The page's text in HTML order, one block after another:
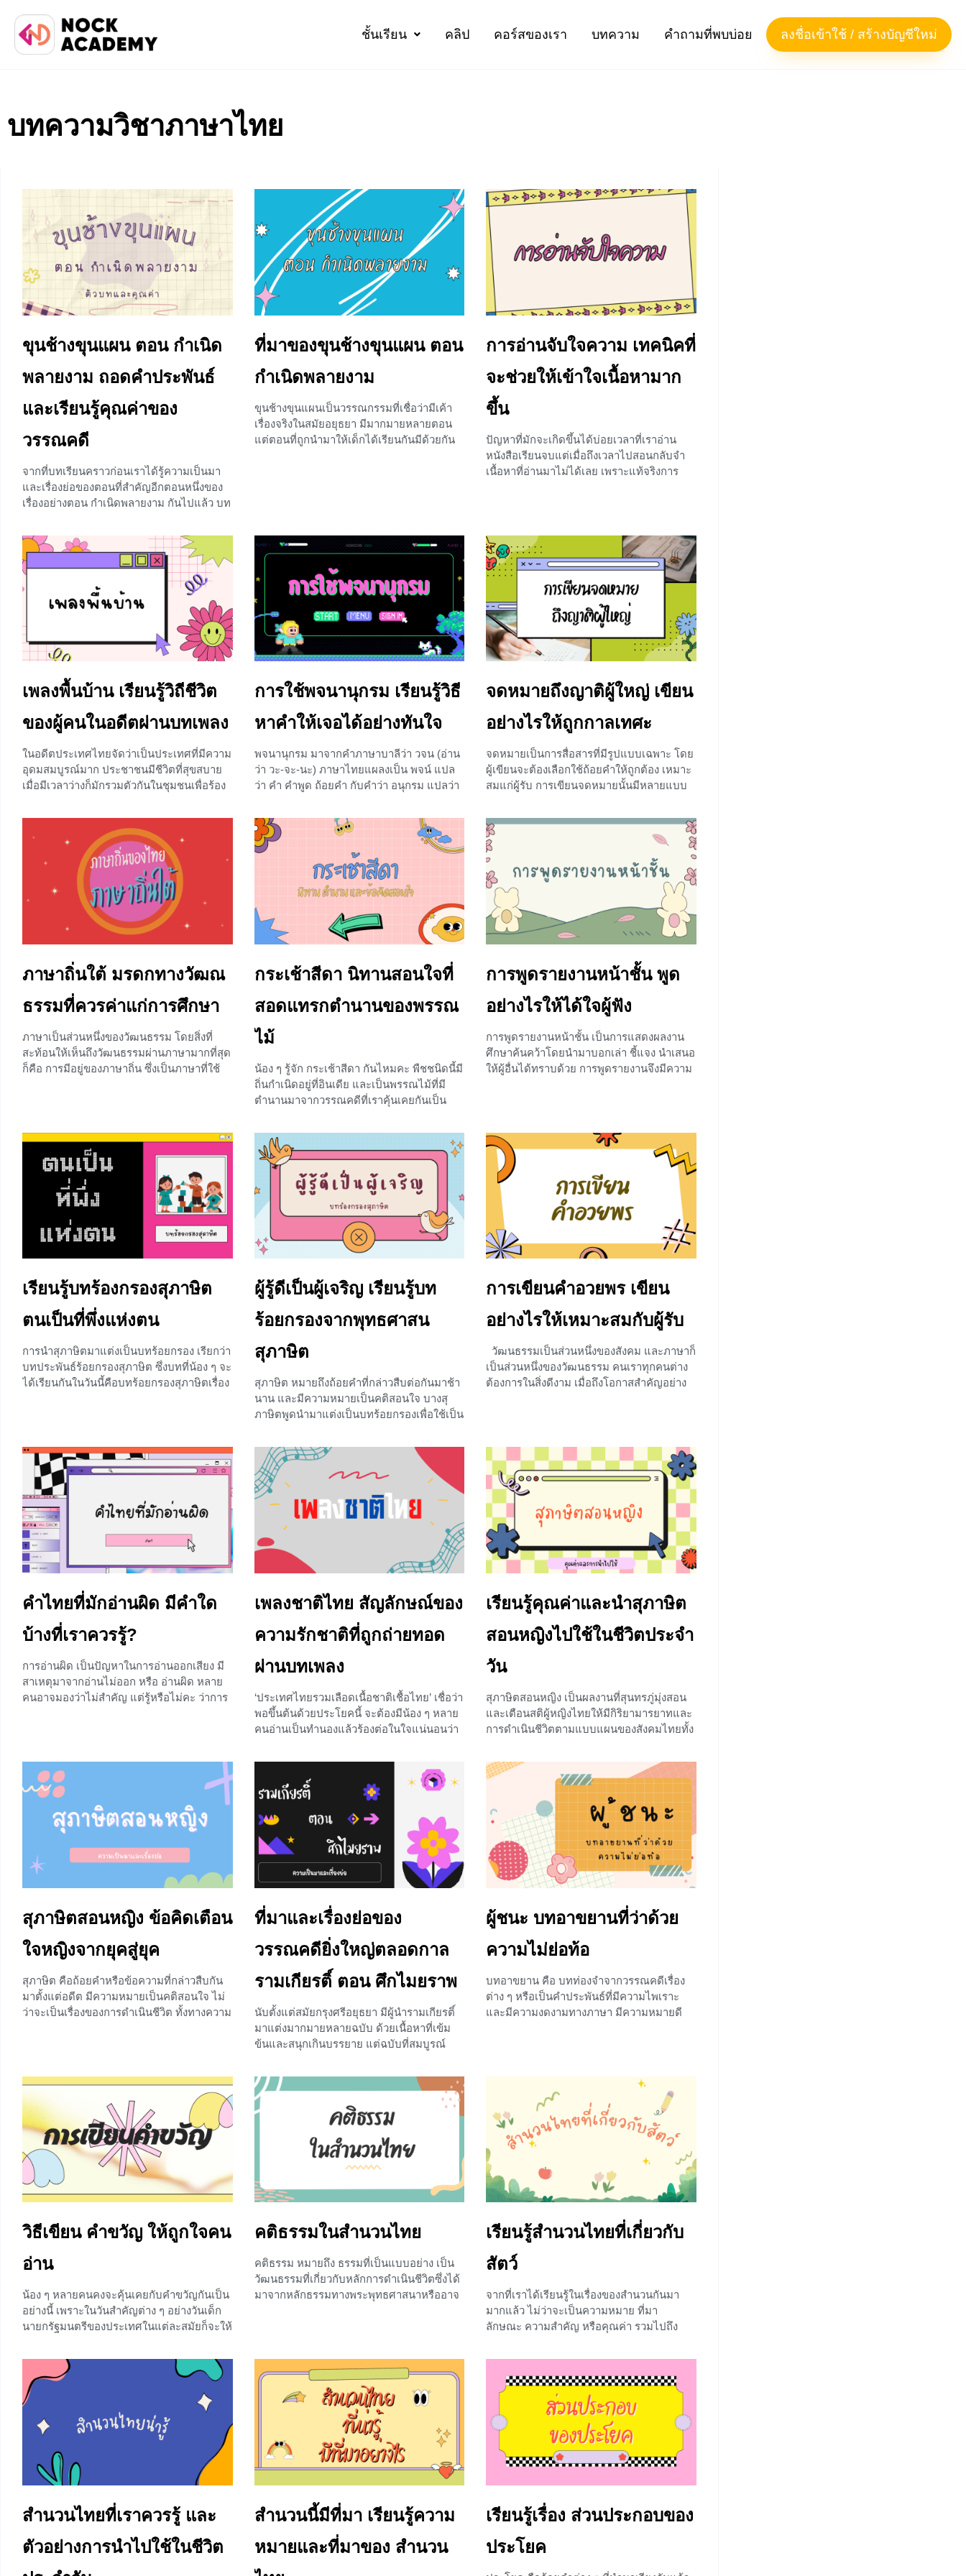
ชั้นเรียน คลิป คอร์สของเรา บทความ คำถามที่พบบ่อย ลงชื่อเข้าใช้ / สร้างบัญชีใหม่
บทความวิชาภาษาไทย
ขุนช้างขุนแผน ตอน กำเนิด
พลายงาม ถอดคำประพันธ์
และเรียนรู้คุณค่าของ
วรรณคดี
จากที่บทเรียนคราวก่อนเราได้รู้ความเป็นมา
และเรื่องย่อของตอนที่สำคัญอีกตอนหนึ่งของ
เรื่องอย่างตอน กำเนิดพลายงาม กันไปแล้ว บท
สนใจเพื่อถอดคำประพันธ์พร้อมทั้งศึกษา
คุณค่าในเรื่อง น้อง ๆ จะได้รู้พร้อมกันว่าเหตุใด
วรรณคดีเรื่อง ขุนช้างขุนแผน ถึงมีชื่อเสียงเป็น
ที่รู้จักแพร่หลายมาตั้งแต่อดีตจนถึงปัจจุบัน ถ้า
พร้อมแล้วเราไปเรียนรู้พร้อมกันเลยค่ะ ตัวบท
ขุนช้างขุนแผน ตอน กำเนิดพลายงาม ถอด
คำประพันธ์ : เป็นคำสอนของนางวันทองที่ได้
สอนพลายงามก่อนที่จะต้องจำใจส่งลูกไปอยู่กับ
ย่าที่กาญจนบุรีว่าเกิดเป็นผู้ชายต้องลายมือสวย
โตขึ้นจะได้รับราชการก่อนจะพาพลายงามมา
ส่งด้วยความรู้สึกที่เหมือนใจสลาย
+5
ที่มาของขุนช้างขุนแผน ตอน
กำเนิดพลายงาม
​ขุนช้างขุนแผนเป็นวรรณกรรมที่เชื่อว่ามีเค้า
เรื่องจริงในสมัยอยุธยา มีมากมายหลายตอน
แต่ตอนที่ถูกนำมาให้เด็กได้เรียนกันมีด้วยกัน
เป็นมา เรื่องย่อ และมีความดีเด่นอย่างไรบ้าง
ถ้าพร้อมแล้วเราไปดูพร้อมกันเลยค่ะ ความ
เป็นมา ขุนช้างขุนแผนเป็นวรรณคดีที่มีมา
อย่างยาวนาน แต่ในสมัยรัชกาลที่ 2 พระบาท
สมเด็จพระพุทธเลิศหล้านภาลัย โปรดเกล้าฯ
ให้ชำระเสภาขุนช้างขุนแผน ได้ทรงประชุมกวี
เอกสมัยนั้น ช่วยกันแต่งคนละตอนสองตอน
สุนทรภู่ก็ได้รับมอบหมายให้ร่วมแต่งด้วย และ
ท่านคงต้องแต่งอย่างสุดฝีมือทำให้ตอน
+2
การอ่านจับใจความ เทคนิคที่
จะช่วยให้เข้าใจเนื้อหามาก
ขึ้น
ปัญหาที่มักจะเกิดขึ้นได้บ่อยเวลาที่เราอ่าน
หนังสือเรียนจบแต่เมื่อถึงเวลาไปสอนกลับจำ
เนื้อหาที่อ่านมาไม่ได้เลย เพราะแท้จริงการ
ได้นั่นเองค่ะ บทเรียนในวันนี้จะพาน้องไปเรียน
รู้เกี่ยวกับเรื่อง การอ่านจับใจความ เพื่อช่วยให้
สามารถจับประเด็นของเนื้อหาได้ โดยที่ไม่
ต้องท่องจำให้เสียเวลาเลยค่ะ จะเป็นอย่างไร
บ้างนั้น ไปดูพร้อมกันเลยค่ะ การอ่านจับใจ
ความ เป็นการอ่านเพื่อจับใจความหรือข้อคิด
ความคิดสำคัญหลักของข้อความ หรือเรื่องที่
อ่าน เป็นข้อความที่คลุมข้อความอื่น ๆ ใน
ย่อหน้าหนึ่ง ๆ ไว้ทั้งหมด
+2
เพลงพื้นบ้าน เรียนรู้วิถีชีวิต
ของผู้คนในอดีตผ่านบทเพลง
ในอดีตประเทศไทยจัดว่าเป็นประเทศที่มีความ
อุดมสมบูรณ์มาก ประชาชนมีชีวิตที่สุขสบาย
เมื่อมีเวลาว่างก็มักรวมตัวกันในชุมชนเพื่อร้อง
เทศกาลต่าง ๆ บทเพลงที่ใช้ร้องเล่นกันนั้นเรียก
ว่า เพลงพื้นบ้าน ซึ่งมีลักษณะที่แตกต่างกันไป
แล้วแต่ท้องถิ่น บทเรียนในวันนี้เราจะไปพา
น้อง ๆ ไปเรียนรู้เกี่ยวกับเรื่องของเพลงพื้นบ้าน
ในแต่ละถิ่นของประเทศไทยกันว่าจะมีอะไร
บ้าง ถ้าพร้อมแล้วไปดูกันเลยค่ะ เพลงพื้นบ้าน
เพลงพื้นบ้าน หมายถึง เพลงของชาวบ้านใน
ท้องถิ่นต่าง ๆ ซึ่งในแต่ละท้องถิ่นจะมีการร้อง
เล่นที่แตกต่างกันออกไปตามสภาพของท้องถิ่น
นั้น ๆ นิยามเล่นกันในเทศกาลต่าง ๆ หรืองาน
ที่มาร่วมรื่นเริงกัน
+1
การใช้พจนานุกรม เรียนรู้วิธี
หาคำให้เจอได้อย่างทันใจ
​พจนานุกรม มาจากคำภาษาบาลีว่า วจน (อ่าน
ว่า วะ-จะ-นะ) ภาษาไทยแผลงเป็น พจน์ แปล
ว่า คำ คำพูด ถ้อยคำ กับคำว่า อนุกรม แปลว่า
หนังสือที่รวบรวมคำโดยจัดเรียงคำตามลำดับ
ตัวอักษร แต่ด้วยความที่คำในภาษาไทยของ
เรานั้นมีมากมาย ทำให้น้อง ๆ หลายคนอาจจะ
มีท้อใจบ้างเมื่อเห็นความหนาของเล่ม
พจนานุกรม ไม่รู้จะหาคำที่ต้องการได้อย่างไร
บทเรียนในวันนี้จะพาน้อง ๆ ไปเรียนรู้ถึงวิธี
การใช้พจนานุกรม
จดหมายถึงญาติผู้ใหญ่ เขียน
อย่างไรให้ถูกกาลเทศะ
​จดหมายเป็นการสื่อสารที่มีรูปแบบเฉพาะ โดย
ผู้เขียนจะต้องเลือกใช้ถ้อยคำให้ถูกต้อง เหมาะ
สมแก่ผู้รับ การเขียนจดหมายนั้นมีหลายแบบ
จดหมายถึงญาติผู้ใหญ่ เราจะมีวิธีเขียน
จดหมายอย่างให้ถูกต้องและถูกกาลเทศะมาก
ที่สุด เราไปเรียนรู้พร้อมกันเลยค่ะ การเขียน
จดหมายถึงญาติผู้ใหญ่ การเขียนจดหมาย
1. ผู้ส่งจดหมาย 2. จดหมาย 3. ผู้รับจดหมาย
ตัวอย่างการเขียนจดหมาย ​
ภาษาถิ่นใต้ มรดกทางวัฒณ
ธรรมที่ควรค่าแก่การศึกษา
ภาษาเป็นส่วนหนึ่งของวัฒนธรรม โดยสิ่งที่
สะท้อนให้เห็นถึงวัฒนธรรมผ่านภาษามากที่สุด
ก็คือ การมีอยู่ของภาษาถิ่น ซึ่งเป็นภาษาที่ใช้
ภาษาถิ่นภาคกลางซึ่งครอบคลุมไปถึงภาค
ตะวันตะวันตก อาจมีแตกต่างบ้างในเรื่องของ
คำศัพท์บางคำและสำเนียง ภาษาถิ่นเหนือและ
ภาษาถิ่นอีสาน ที่ได้รับอิทธิพลจากประเทศ
เพื่อนบ้าน และด้วยภูมิภาคที่อยู่ใกล้กันทำให้
บางคำก็ใช้ด้วยกัน และสุดท้าย ภาษาถิ่นใต้ ที่
ค่อนข้างจะแตกต่างกับภาษาถิ่นอื่น ๆ แต่จะมี
ลักษณะ และมีคำศัพท์น่ารู้อะไรบ้างนั้น เราไป
เรียนรู้เรื่องนี้พร้อมกันเลยค่ะ ภาษาถิ่นใต้
0
กระเช้าสีดา นิทานสอนใจที่
สอดแทรกตำนานของพรรณ
ไม้
น้อง ๆ รู้จัก กระเช้าสีดา กันไหมคะ พืชชนิดนี้มี
ถิ่นกำเนิดอยู่ที่อินเดีย และเป็นพรรณไม้ที่มี
ตำนานมาจากวรรณคดีที่เราคุ้นเคยกันเป็น
วรรณคดีเรื่องกระเช้าสีดานี้จะมีความเป็นมา
และเรื่องย่อที่เกี่ยวกับรามเกียรติ์อย่างไร ถ้า
พร้อมแล้วเราไปหาคำตอบด้วยกันเลยค่ะ
ความเป็นมา กระเช้าสีดา กระเช้าสีดาเป็น
นิทานเรื่องหนึ่งในหนังสือรวมนิทานของพระ
สารประเสริฐ (ตรี นาคะประทีป) แต่เมื่อพ.ศ.
2485 มีลักษณะเป็นร้อยแก้ว เป็นเรื่องราวเกี่ยว
กับรูปร่าง ลักษณะนิสัย ความเป็นอยู่ของพวก
ภูต
0
การพูดรายงานหน้าชั้น พูด
อย่างไรให้ได้ใจผู้ฟัง
การพูดรายงานหน้าชั้น เป็นการแสดงผลงาน
ศึกษาค้นคว้าโดยนำมาบอกเล่า ชี้แจง นำเสนอ
ให้ผู้อื่นได้ทราบด้วย การพูดรายงานจึงมีความ
รายงานหน้าชั้นนั้นมีอะไรบ้าง พูดอย่างไรจึงจะ
ดึงดูดผู้ฟัง รวมไปถึงมารยาทขณะที่ออกไปพูด
ด้วย จะเป็นอย่างไรบ้างนั้นเราไปดูกันเลยค่ะ
หลักการพูดรายงานหน้าชั้น 1. กล่าวทักทาย
ผู้ฟัง แนะนำผู้ร่วมงาน หัวข้อ จุดประสงค์ การ
ทักทายถือเป็นการสร้างความประทับใจแรกให้
แก่ผู้ฟัง ไม่ว่าหัวข้อที่เราจะนำมาพูดหน้าชั้นคือ
อะไร แต่หากเราพูดเนื้อหาขึ้นมาเลยแบบไม่มี
ปี่ไม่ขลุ่ย ก็อาจจะทำให้ผู้ฟังไม่อยากฟัง หรือ
เรียนรู้บทร้องกรองสุภาษิต
ตนเป็นที่พึ่งแห่งตน
การนำสุภาษิตมาแต่งเป็นบทร้อยกรอง เรียกว่า
บทประพันธ์ร้อยกรองสุภาษิต ซึ่งบทที่น้อง ๆ จะ
ได้เรียนกันในวันนี้คือบทร้อยกรองสุภาษิตเรื่อง
ศึกษาคำศัพท์ที่น่ารู้และศึกษาคุณค่าที่อยู่ใน
เรื่องด้วยค่ะ ถ้าพร้อมแล้วเราไปดูพร้อมกันเลย
ความเป็นมา ตนเป็นที่พึ่งแห่งตน ตนเป็นที่
พึ่งแห่งตน ผู้แต่งคือ นายเพิ่ม สวัสดิ์วรรณกิจ
เป็นบทร้อยกรองประเภทกลอนแปด พิมพ์รวม
อยู่ในหนังสือบทประพันธ์อธิบายสุภาษิตของ
วรรณคดีสมาคมแห่งประเทศไทย
+3
ผู้รู้ดีเป็นผู้เจริญ เรียนรู้บท
ร้อยกรองจากพุทธศาสน
สุภาษิต
สุภาษิต หมายถึงถ้อยคำที่กล่าวสืบต่อกันมาช้า
นาน และมีความหมายเป็นคติสอนใจ บางสุ
ภาษิตพูดนำมาแต่งเป็นบทร้อยกรองเพื่อใช้เป็น
รวมไปถึงให้เรียนรู้ข้อคิดจากสุภาษิตได้ง่าย
มากขึ้น บทที่เราจะได้เรียนกันในวันนี้คือ ผู้รู้ดี
เป็นผู้เจริญ จะเป็นอย่างไรบ้างนั้น ไปเรียนรู้
พร้อม ๆ กันเลยค่ะ ความเป็นมา ผู้รู้ดีเป็นผู้
เจริญ ผู้รู้ดีเป็นผู้เจริญเป็นบทร้อยกรองที่ถูก
ประพันธ์ขึ้นโดยพระยาอุปกิตศิลปสาร แต่ง
ด้วยโคลงสี่สุภาพ 1 บท และกาพย์ยานี 11
+2
การเขียนคำอวยพร เขียน
อย่างไรให้เหมาะสมกับผู้รับ
วัฒนธรรมเป็นส่วนหนึ่งของสังคม และภาษาก็
เป็นส่วนหนึ่งของวัฒนธรรม คนเราทุกคนต่าง
ต้องการในสิ่งดีงาม เมื่อถึงโอกาสสำคัญอย่าง
วัฒนธรรม ที่คนใช้สื่อสาร ถ่ายทอดเพื่อมอบสิ่ง
ดี ๆ ให้แก่กัน บทเรียนในวันนี้ น้อง ๆ จะได้
เรียนรู้เกี่ยวกับ การเขียนคำอวยพร เราไปดู
พร้อมกันเลยค่ะว่าการเขียนประเภทนี้จะมี
ลักษณะและวิธีอย่างไรบ้าง การเขียนคำ
อวยพร ความหมายของคำอวยพร คำอวยพร
+1
คำไทยที่มักอ่านผิด มีคำใด
บ้างที่เราควรรู้?
การอ่านผิด เป็นปัญหาในการอ่านออกเสียง มี
สาเหตุมาจากอ่านไม่ออก หรือ อ่านผิด หลาย
คนอาจมองว่าไม่สำคัญ แต่รู้หรือไม่คะ ว่าการ
เลยก็ได้ บทเรียน คำไทยที่มักอ่านผิด ในวันนี้
เราจะพาน้อง ๆ ไปเรียนรู้การอ่านสะกดคำที่ถูก
ต้อง กับคำในภาษาไทยที่คนส่วนใหญ่มักอ่าน
ผิดกันบ่อย ๆ จะมีคำใดบ้าง ไปเรียนรู้พร้อมกัน
เลยค่ะ คำไทยที่มักอ่านผิด ลักษณะของการ
เพลงชาติไทย สัญลักษณ์ของ
ความรักชาติที่ถูกถ่ายทอด
ผ่านบทเพลง
‘ประเทศไทยรวมเลือดเนื้อชาติเชื้อไทย’ เชื่อว่า
พอขึ้นต้นด้วยประโยคนี้ จะต้องมีน้อง ๆ หลาย
คนอ่านเป็นทำนองแล้วร้องต่อในใจแน่นอนว่า
คือ เพลงชาติไทย ที่เราได้ยินตอนแปดโมงเช้า
กับหกโมงเย็นของทุกวันนั่นเองค่ะ บทเรียนใน
วันนี้เราจะมาเจาะลึกถึงความเป็นมา และ
กันเลย ประวัติความเป็นมาของ เพลงชาติ
ไทย ก่อนที่จะมีเพลงชาติไทย ประเทศไทย
ใช้เพลงสรรเสริญพระบารมีที่เป็นเพลงประจำ
องค์พระมหากษัตริย์ เป็นเพลงประจำชาติ
จนถึงการเปลี่ยนแปลงการปกครองเมื่อวันที่ 24
มิถุนายน พ.ศ.
เรียนรู้คุณค่าและนำสุภาษิต
สอนหญิงไปใช้ในชีวิตประจำ
วัน
สุภาษิตสอนหญิง เป็นผลงานที่สุนทรภู่มุ่งสอน
และเตือนสติผู้หญิงไทยให้มีกิริยามารยาทและ
การดำเนินชีวิตตามแบบแผนของสังคมไทยทั้ง
ความกตัญญู ซึ่งเป็นค่านิยมของคนในอดีตที่ยัง
คงสืบสานเจตนารมณ์มาจนถึงปัจจุบัน บท
เรียนในวันนี้เราจะพาน้อง ๆ ไปเรียนรู้ถึงคุณค่า
และการนำไปประยุกต์ใช้ในชีวิตประจำวันกัน
ค่ะ ความสำคัญและคำสอนในเรื่อง สุภาษิต
สอนหญิง เป็นวรรณคดีคำสอนที่ช่วยเตือนสติ
หญิงไทยให้ประพฤติตัวอยู่ในประเพณีอันดีงาม
ของไทยตั้งแต่เริ่มโตเป็นสาวไปจนถึงวัยที่
แต่งงานมีครอบครัว ดังนี้ สาววัยแรกรุ่น :
ควรวางตัวให้สมฐานะ ทั้งการแต่งกายและ
กิริยามารยาท หมายถึง สาวแรกรุ่นเปรียบ
สุภาษิตสอนหญิง ข้อคิดเตือน
ใจหญิงจากยุคสู่ยุค
สุภาษิต คือถ้อยคำหรือข้อความที่กล่าวสืบกัน
มาตั้งแต่อดีต มีความหมายเป็นคติสอนใจ ไม่
ว่าจะเป็นเรื่องของการดำเนินชีวิต ทั้งทางความ
เรื่อง สุภาษิตสอนหญิง เป็นหนึ่งในบทเรียนเรื่อง
สุภาษิตที่มีความสำคัญและมีคุณค่าอย่างมาก
จะเป็นอย่างไรบ้างนั้นเราจะดูพร้อมกันเลยค่ะ
สุภาษิตสอนหญิง : ความเป็นมา สุภาษิตสอน
หญิง เป็นวรรณกรรมคำสอนประเภทกลอน
สุภาพ แต่งโดยสุนทรภู่ ประมาณปี
ที่มาและเรื่องย่อของ
วรรณคดียิ่งใหญ่ตลอดกาล
รามเกียรติ์ ตอน ศึกไมยราพ
นับตั้งแต่สมัยกรุงศรีอยุธยา มีผู้นำรามเกียรติ์
มาแต่งมากมายหลายฉบับ ด้วยเนื้อหาที่เข้ม
ข้นและสนุกเกินบรรยาย แต่ฉบับที่สมบูรณ์
ยอดฟ้าจุฬาโลก หรือก็คือรัชกาลที่ 1 นั่นเองค่ะ
รามเกียรติ์ฉบับนี้มีความพิเศษและมีจุด
ประสงค์ที่ต่างจากฉบับก่อนหน้า บทเรียนในวัน
นี้จะพาน้อง ๆ ไปเรียนรู้ถึงพระปรีชาสามารถ
ของรัชกาลที่ 1 ผ่านความเป็นมาของวรรณคดี
รวมไปถึงเรื่องย่อในตอนสำคัญอย่างตอน ศึก
ไมยราพ กันค่ะ ไปดูพร้อมกันเลยค่ะว่า
รามเกียรติ์ ตอน ศึกไมยราพ จะสนุกแค่ไหน
ประวัติความเป็นมา รามเกียรติ์
+3
ผู้ชนะ บทอาขยานที่ว่าด้วย
ความไม่ย่อท้อ
บทอาขยาน คือ บทท่องจำจากวรรณคดีเรื่อง
ต่าง ๆ หรือเป็นคำประพันธ์ที่มีความไพเราะ
และมีความงดงามทางภาษา มีความหมายดี
ประวัติความเป็นมาของเรื่องผู้ชนะ บุญเสริม
แก้วพรหม เป็นนักแต่งกลอนชาว
นครศรีธรรมราช เริ่มฝึกเขียนกลอนตั้งแต่สมัย
เรียนอยู่ชั้นประถม จากการคลุกคลีกับหนังสือ
และเรียนรู้เกี่ยวกับบทกลอนในห้องเรียน แต่มา
เริ่มเขียนอย่างจริงจังในระดับชั้นมัธยมศึกษา
ได้ส่งผลงานเข้าประกวดและผ่านการคัดเลือก
ลงหนังสือพิมพ์ ออกอากาศทางวิทยุ แนวที่
เขียนเป็นเรื่องเกี่ยวกับความรักและสะท้อน
สังคม
วิธีเขียน คำขวัญ ให้ถูกใจคน
อ่าน
น้อง ๆ หลายคนคงจะคุ้นเคยกับคำขวัญกันเป็น
อย่างนี้ เพราะในวันสำคัญต่าง ๆ อย่างวันเด็ก
นายกรัฐมนตรีของประเทศในแต่ละสมัยก็จะให้
คำขวัญ นั้นคืออะไรกันแน่ มีจุดมุ่งหมาย
ลักษณะ และวิธีการเขียนอย่างไร บทเรียนใน
วันนี้จะพาน้อง ๆ ไปเรียนรู้เรื่องราวทั้งหมดนั้น
ของคำขวัญ ถ้าพร้อมแล้วเราไปเรียนรู้พร้อม
กันเลยค่ะ คำขวัญ คืออะไร คำขวัญ คือ
คติธรรมในสำนวนไทย
คติธรรม หมายถึง ธรรมที่เป็นแบบอย่าง เป็น
วัฒนธรรมที่เกี่ยวกับหลักการดำเนินชีวิตซึ่งได้
มาจากหลักธรรมทางพระพุทธศาสนาหรืออาจ
ใหม่ให้มีคติธรรมประจำใจ ไม่ว่าจะเป็นนิทาน
หรือสำนวนไทย สำหรับบทเรียนในวันนี้เราจะ
พาน้อง ๆ ไปเรียนรู้เรื่อง คติธรรมในสำนวน
ไทย มาดูกันค่ะว่าจะมีอะไรบ้าง สำนวนที่
เกี่ยวกับคติธรรม สำนวนไทยถือเป็น
ภูมิปัญญาในการใช้ภาษาไทยอีกรูปแบบหนึ่ง
เป็นถ้อยคำที่มิได้มีความหมายตรงไปตรงมา
ตามตัวอักษร หรือแปลตามรากศัพท์ แต่เป็น
ถ้อยคำที่มีความหมายเป็นอย่างอื่น ชวนให้ผู้
อ่านได้คิด มีรูปแบบการใช้ภาษาที่ต้องผ่าน
การเรียบเรียงถ้อยคำ การรวมข้อความยาว ๆ
ให้สั้น โดยนำถ้อยคำเพียงไม่กี่คำมาเรียงร้อย
เรียนรู้สำนวนไทยที่เกี่ยวกับ
สัตว์
จากที่เราได้เรียนรู้ในเรื่องของสำนวนกันมา
มากแล้ว ไม่ว่าจะเป็นความหมาย ที่มา
ลักษณะ ความสำคัญ หรือคุณค่า รวมไปถึง
อธิบายความหมาย แต่น้อง ๆ สังเกตไหมคะว่า
สำนวนไทยมีหลายสำนวนเลยที่มักจะเกี่ยวข้อง
กับสัตว์ สำนวนไทยที่เกี่ยวกับสัตว์ ไม่ได้มีขึ้น
เพื่อกล่าวถึงสัตว์ตรง ๆ แต่เป็นการนำสัตว์มา
เปรียบเทียบกับคน บทเรียนในวันนี้ จะพาน้อง
ๆ ไปเรียนรู้กันว่าสัตว์แต่ละชนิดแทน
พฤติกรรมไหนของคน และจะมีสำนวนใดบ้าง
ที่เราควรรู้ ถ้าพร้อมแล้ว ไปดูกันเลยค่ะ
สำนวนไทยที่เกี่ยวกับสัตว์
0
สำนวนไทยที่เราควรรู้ และ
ตัวอย่างการนำไปใช้ในชีวิต
สำนวนนี้มีที่มา เรียนรู้ความ
หมายและที่มาของ สำนวน
เรียนรู้เรื่อง ส่วนประกอบของ
ประโยค
Page